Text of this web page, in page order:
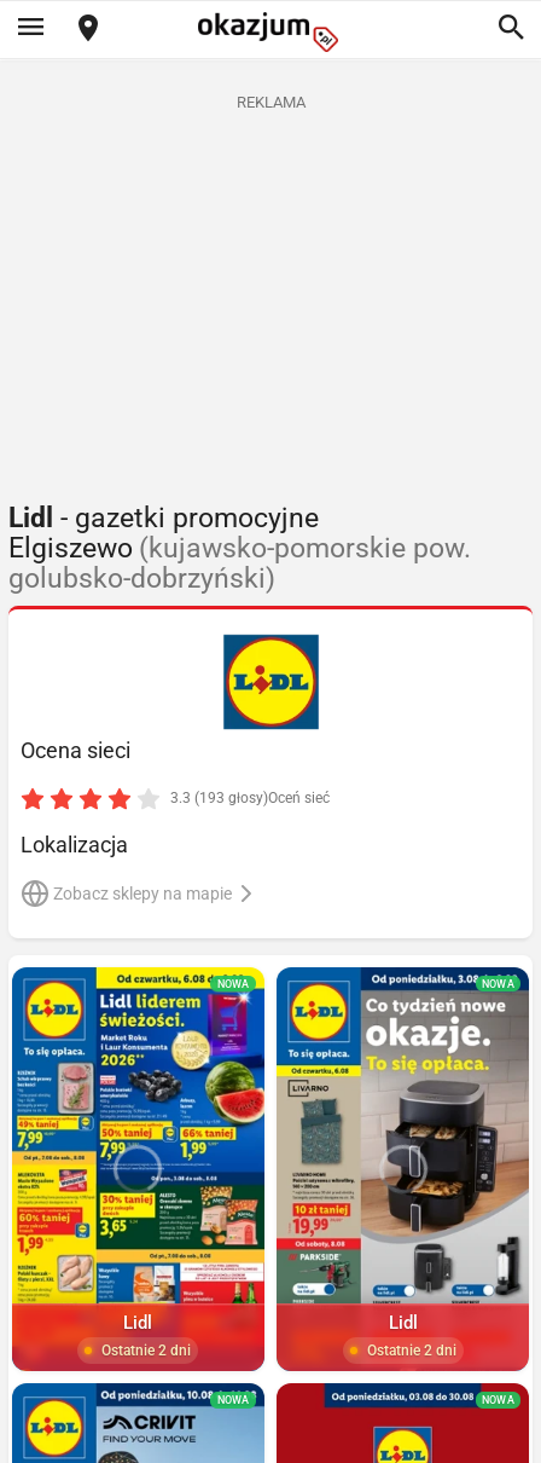
REKLAMA
Lidl - gazetki promocyjne
Elgiszewo (kujawsko-pomorskie pow.
golubsko-dobrzyński)
Ocena sieci
3.3 (193 głosy)Oceń sieć
Lokalizacja
Zobacz sklepy na mapie
NOWA
Lidl
Ostatnie 2 dni
NOWA
Lidl
Ostatnie 2 dni
NOWA NOWA